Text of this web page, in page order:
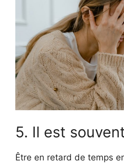
5. Il est
Être en retard de temps